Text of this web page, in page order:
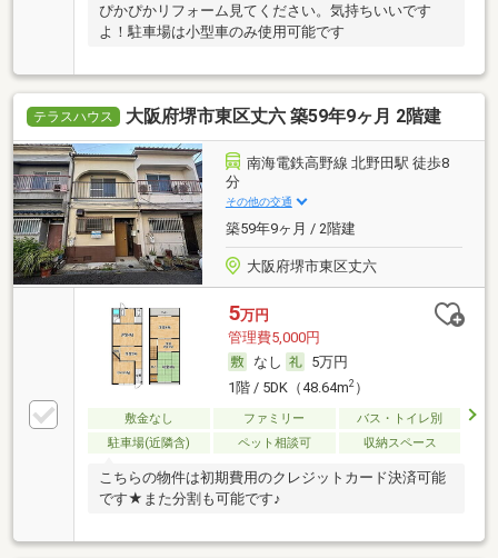
ぴかぴかリフォーム見てください。気持ちいいです
よ！駐車場は小型車のみ使用可能です
テラスハウス 大阪府堺市東区丈六 築59年9ヶ月 2階建
南海電鉄高野線 北野田駅 徒歩8
分
その他の交通
築59年9ヶ月 / 2階建
大阪府堺市東区丈六
5万円
管理費5,000円
なし
5万円
1階 / 5DK（48.64m2）
敷金なし ファミリー
バス・トイレ別
駐車場(近隣含)
ペット相談可 収納スペース
こちらの物件は初期費用のクレジットカード決済可能
です★また分割も可能です♪